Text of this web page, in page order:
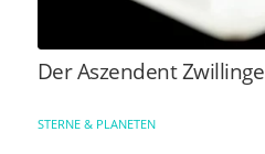
Der Aszendent Zwillinge
STERNE & PLANETEN